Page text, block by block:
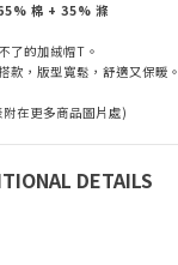
棉 + 35% 滌
了的加絨帽T。
款，版型寬鬆，舒適又保暖。
在更多商品圖片處)
DETAILS